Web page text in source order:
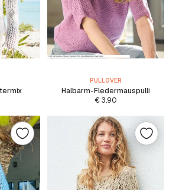
PULLOVER
Halbarm-Fledermauspulli
€3.90